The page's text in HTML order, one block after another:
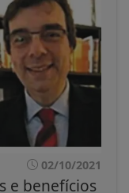
02/10/2021
e benefícios